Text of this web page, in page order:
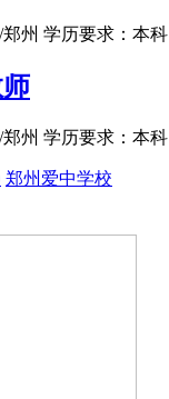
州 学历要求：本科
州 学历要求：本科
郑州爱中学校